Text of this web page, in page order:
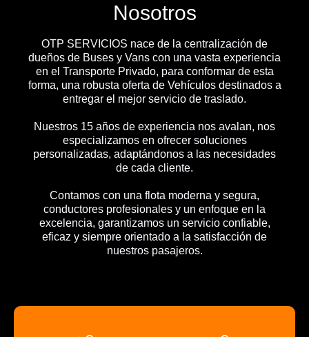
Nosotros
OTP SERVICIOS nace de la centralización de
dueños de Buses y Vans con una vasta experiencia
en el Transporte Privado, para conformar de esta
forma, una robusta oferta de Vehículos destinados a
entregar el mejor servicio de traslado.
Nuestros 15 años de experiencia nos avalan, nos
especializamos en ofrecer soluciones
personalizadas, adaptándonos a las necesidades
de cada cliente.
Contamos con una flota moderna y segura,
conductores profesionales y un enfoque en la
excelencia, garantizamos un servicio confiable,
eficaz y siempre orientado a la satisfacción de
nuestros pasajeros.